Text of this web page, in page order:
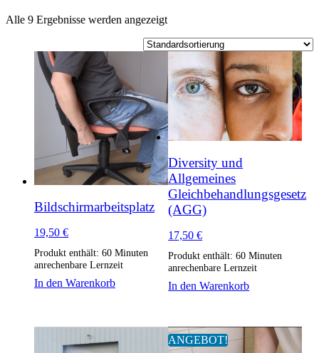
Alle 9 Ergebnisse werden angezeigt
Bildschirmarbeitsplatz
19,50 €
Produkt enthält: 60 Minuten
anrechenbare Lernzeit
In den Warenkorb
Diversity und
Allgemeines
Gleichbehandlungsgesetz
(AGG)
17,50€
Produkt enthält: 60Minuten
anrechenbare Lernzeit
In den Warenkorb
ANGEBOT!